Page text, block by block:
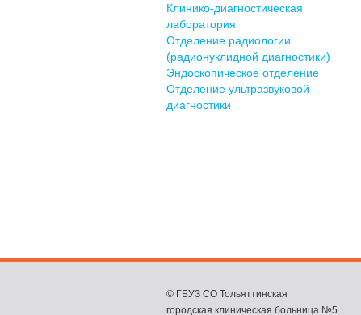
Клинико-диагностическая
лаборатория
Отделение радиологии
(радионуклидной диагностики)
Эндоскопическое отделение
Отделение ультразвуковой
диагностики
© ГБУЗ СО Тольяттинская
городская клиническая больница №5